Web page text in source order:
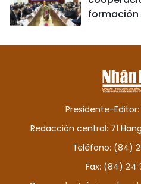
formación
Presidente-Editor:
Redacción central: 71
Teléfono: (84)
Fax: (84) 24